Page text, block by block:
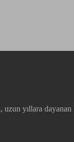
yıllara